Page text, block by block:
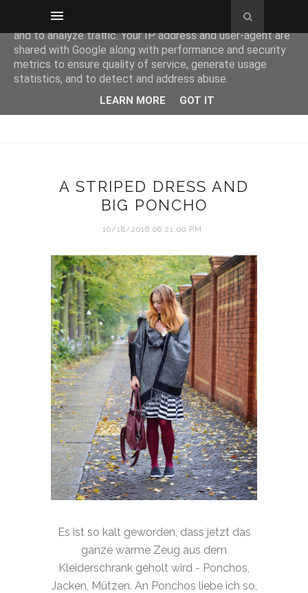
A STRIPED DRESS AND
BIG PONCHO
10/18/2016 06:21:00 PM
Es ist so kalt geworden, dass jetzt das
ganze warme Zeug aus dem
Kleiderschrank geholt wird - Ponchos,
Jacken, Mützen. An Ponchos liebe ich so,
This site uses cookies from Google to deliver its services
and to analyze traffic. Your IP address and user-agent are
shared with Google along with performance and security
metrics to ensure quality of service, generate usage
statistics, and to detect and address abuse.
LEARN MORE GOT IT